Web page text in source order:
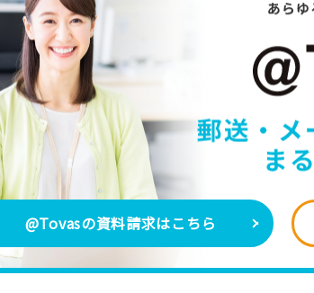
@Tovasの資料請求はこちら